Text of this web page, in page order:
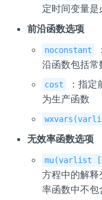
定时间变量是
前沿函数选项
noconstant
沿函数包括常
cost
：指
为生产函数
无效率函数选项
mu(varlist
方程中的解释
率函数中不